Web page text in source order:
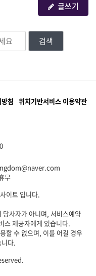
글쓰기
검색
침 위치기반서비스 이용약관
이트 입니다.
당사자가 아니며, 서비스예약
스 제공자에게 있습니다.
할 수 없으며, 이를 어길 경우
다.